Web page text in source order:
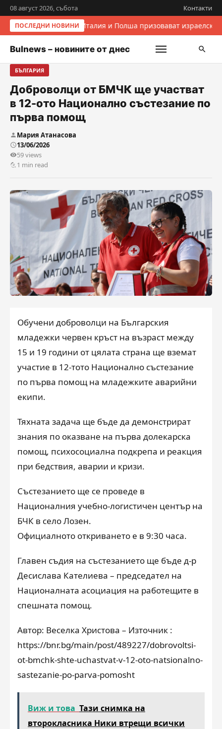
08 август 2026, събота Контакти
ПОСЛЕДНИ НОВИНИ Италия и Полша призовават
Bulnews – новините от днес
БЪЛГАРИЯ
Доброволци от БМЧК ще участват
в 12-ото Национално състезание по
първа помощ
Мария Атанасова
13/06/2026
59 views
1 min read
Обучени доброволци на Българския
младежки червен кръст на възраст между
15 и 19 години от цялата страна ще вземат
участие в 12-тото Национално състезание
по първа помощ на младежките аварийни
екипи.
Тяхната задача ще бъде да демонстрират
знания по оказване на първа долекарска
помощ, психосоциална подкрепа и реакция
при бедствия, аварии и кризи.
Състезанието ще се проведе в
Националния учебно-логистичен център на
БЧК в село Лозен.
Официалното откриването е в 9:30 часа.
Главен съдия на състезанието ще бъде д-р
Десислава Кателиева – председател на
Националната асоциация на работещите в
спешната помощ.
Автор: Веселка Христова – Източник :
https://bnr.bg/main/post/489227/dobrovoltsi-
ot-bmchk-shte-uchastvat-v-12-oto-natsionalno-
sastezanie-po-parva-pomosht
Виж и това Тази снимка на
второкласника Ники втрещи всички